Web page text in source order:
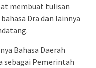
membuat tulisan
Dra dan lainnya
Bahasa Daerah
sebagai Pemerintah